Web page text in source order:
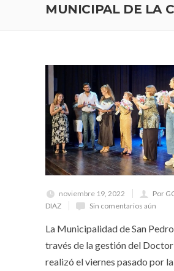
MUNICIPAL DE LA
noviembre 19, 2022
Por
DIAZ
Sin comentarios aún
La Municipalidad de San
través de la gestión del
realizó el viernes pasado por